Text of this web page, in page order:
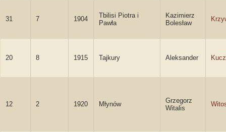
31 7 1904
Tbilisi Piotra i
Pawła
Kazimierz
Bolesław
20 8 1915 Tajkury Aleksander
12 2 1920 Młynów
Grzegorz
Witalis